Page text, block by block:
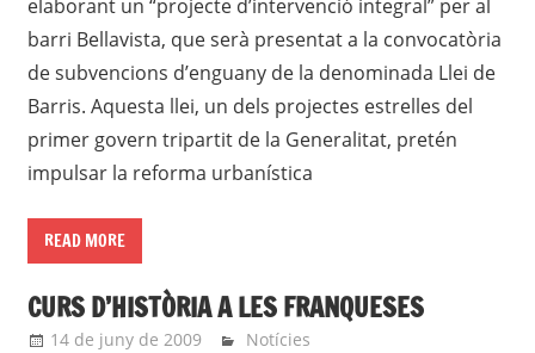
elaborant un “projecte d’intervenció integral” per al
barri Bellavista, que serà presentat a la convocatòria
de subvencions d’enguany de la denominada Llei de
Barris. Aquesta llei, un dels projectes estrelles del
primer govern tripartit de la Generalitat, pretén
impulsar la reforma urbanística
READ MORE
CURS D’HISTÒRIA A LES FRANQUESES
14 de juny de 2009 roger
Notícies